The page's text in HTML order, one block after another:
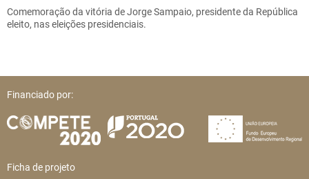
Comemoração da vitória de Jorge Sampaio, presidente da República
eleito, nas eleições presidenciais.
Financiado por:
Ficha de projeto